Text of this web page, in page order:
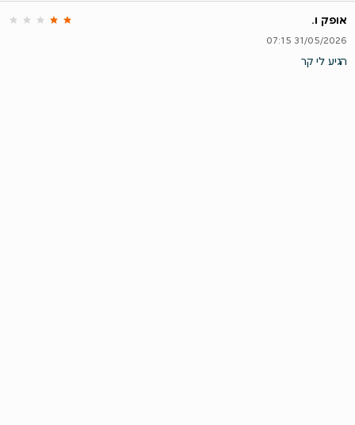
אופק ו.
31/05/2026 07:15
הגיע לי קר